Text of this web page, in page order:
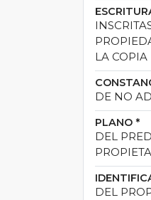
LA COPIA
DE NO
PLANO *
DEL
DEL